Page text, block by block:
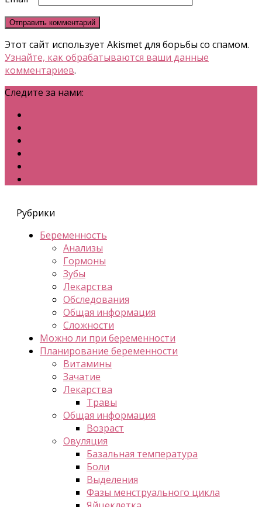
Этот сайт использует Akismet для борьбы со спамом.
Узнайте, как обрабатываются ваши данные
комментариев.
Следите за нами:
Рубрики
Беременность
Анализы
Гормоны
Зубы
Лекарства
Обследования
Общая информация
Сложности
Можно ли при беременности
Планирование беременности
Витамины
Зачатие
Лекарства
Травы
Общая информация
Возраст
Овуляция
Базальная температура
Боли
Выделения
Фазы менструального цикла